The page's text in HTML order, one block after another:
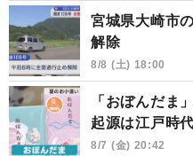
宮城県大崎市
解除
8/8 (土) 18:00
「おぼんだま
起源は江戸時
8/7 (金) 20:42